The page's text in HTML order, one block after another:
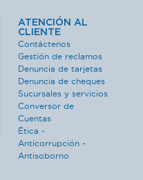
ATENCIÓN AL
CLIENTE
Contáctenos
Gestión de reclamos
Denuncia de tarjetas
Denuncia de cheques
Sucursales y servicios
Conversor de
Cuentas
Ética -
Anticorrupción -
Antisoborno